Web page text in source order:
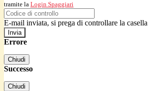
tramite la Login Spaggiari
E-mail inviata, si prega di controllare la
Errore
Chiudi
Successo
Chiudi